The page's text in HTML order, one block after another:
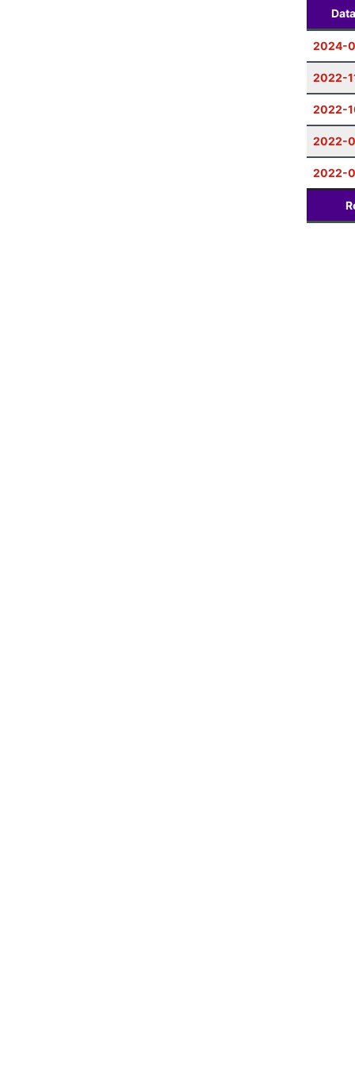
Data
2024-
2022-
2022-
2022-
2022-